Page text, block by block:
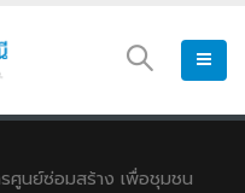
รศูนย์ซ่อมสร้าง เพื่อชุมชน